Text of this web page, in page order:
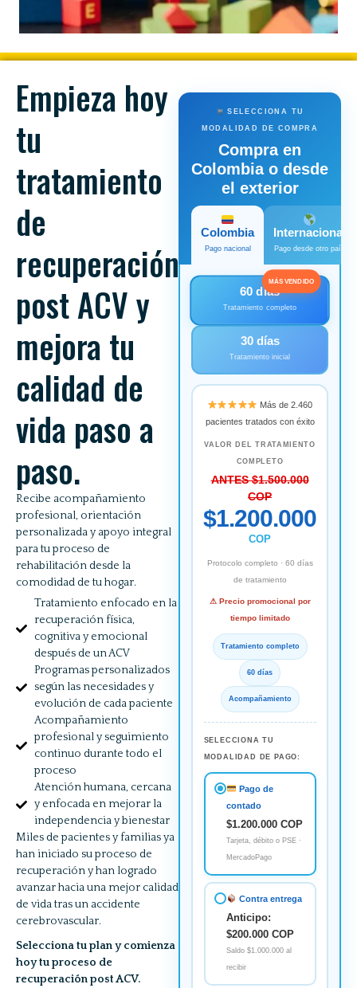
Empieza hoy
tu
tratamiento
de
recuperación
post ACV y
mejora tu
calidad de
vida paso a
paso.
Recibe acompañamiento
profesional, orientación
personalizada y apoyo integral
para tu proceso de
rehabilitación desde la
comodidad de tu hogar.
Tratamiento enfocado en la
recuperación física,
cognitiva y emocional
después de un ACV
Programas personalizados
según las necesidades y
evolución de cada paciente
Acompañamiento
profesional y seguimiento
continuo durante todo el
proceso
Atención humana, cercana
y enfocada en mejorar la
independencia y bienestar
Miles de pacientes y familias ya
han iniciado su proceso de
recuperación y han logrado
avanzar hacia una mejor calidad
de vida tras un accidente
cerebrovascular.
Selecciona tu plan y comienza
hoy tu proceso de
recuperación post ACV.
SELECCIONA TU
MODALIDAD DE COMPRA
Compra en
Colombia o desde
el exterior
Colombia
Pago nacional
Internacional
Pago desde otro país
MÁS VENDIDO
60 días
Tratamiento completo
30 días
Tratamiento inicial
Más de 2.460
pacientes tratados con éxito
VALOR DEL TRATAMIENTO
COMPLETO
ANTES $1.500.000
COP
$1.200.000
COP
Protocolo completo · 60 días
de tratamiento
⚠ Precio promocional por
tiempo limitado
Tratamiento completo
60 días
Acompañamiento
SELECCIONA TU
MODALIDAD DE PAGO:
Pago de
contado
$1.200.000 COP
Tarjeta, débito o PSE ·
MercadoPago
Contra entrega
Anticipo:
$200.000 COP
Saldo $1.000.000 al
recibir